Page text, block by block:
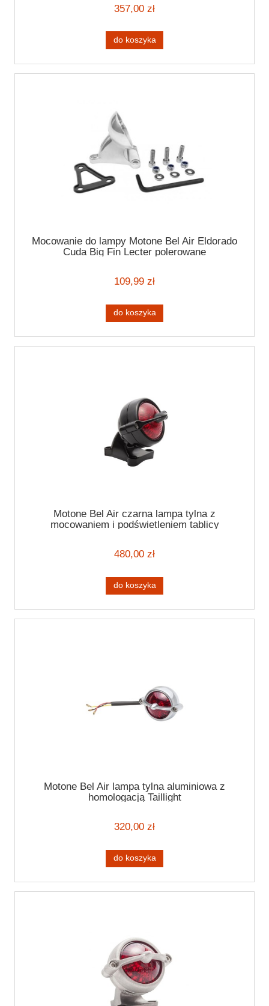
357,00 zł
do koszyka
Mocowanie do lampy Motone Bel Air Eldorado
Cuda Big Fin Lecter polerowane
109,99 zł
do koszyka
Motone Bel Air czarna lampa tylna z
mocowaniem i podświetleniem tablicy
480,00 zł
do koszyka
Motone Bel Air lampa tylna aluminiowa z
homologacją Taillight
320,00 zł
do koszyka